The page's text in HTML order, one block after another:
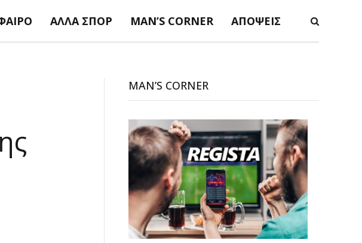
ΆΛΛΑ ΣΠΟΡ MAN’S CORNER ΑΠΌΨΕΙΣ
MAN’S CORNER